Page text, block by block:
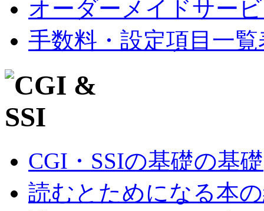
オーダーメイドサー
手数料・設定項目一覧
CGI・SSIの基礎の基礎
読むとためになる本